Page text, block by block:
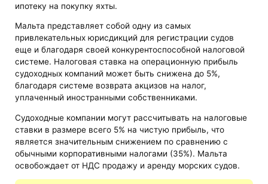
ипотеку на покупку яхты.
Мальта представляет собой одну из самых
привлекательных юрисдикций для регистрации судов
еще и благодаря своей конкурентоспособной налоговой
системе. Налоговая ставка на операционную прибыль
судоходных компаний может быть снижена до 5%,
благодаря системе возврата акцизов на налог,
уплаченный иностранными собственниками.
Судоходные компании могут рассчитывать на налоговые
ставки в размере всего 5% на чистую прибыль, что
является значительным снижением по сравнению с
обычными корпоративными налогами (35%). Мальта
освобождает от НДС продажу и аренду морских судов.